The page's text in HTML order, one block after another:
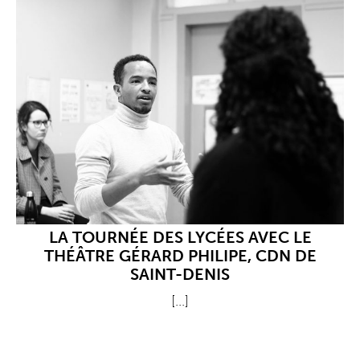
LA TOURNÉE DES LYCÉES AVEC LE
THÉÂTRE GÉRARD PHILIPE, CDN DE
SAINT-DENIS
[...]